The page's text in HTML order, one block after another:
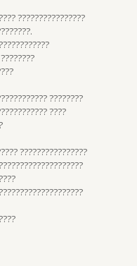
????????????????
????????
????
????????????????